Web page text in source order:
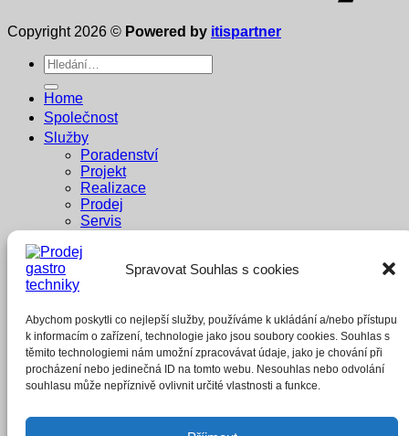
Spravovat Souhlas s cookies
Abychom poskytli co nejlepší služby, používáme k ukládání a/nebo přístupu
k informacím o zařízení, technologie jako jsou soubory cookies. Souhlas s
těmito technologiemi nám umožní zpracovávat údaje, jako je chování při
procházení nebo jedinečná ID na tomto webu. Nesouhlas nebo odvolání
souhlasu může nepříznivě ovlivnit určité vlastnosti a funkce.
Copyright 2026 © Powered by itispartner
Hledat:
Home
Společnost
Služby
Poradenství
Projekt
Realizace
Prodej
Servis
Reference
Penzion Pastouška
Whisky Bar
E-shop
Přihlášení